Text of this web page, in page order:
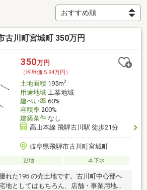
古川町宮城町 350万円
350万円
（坪単価:5.94万円）
土地面積195m2
用途地域工業地域
建ぺい率60%
容積率200%
建築条件なし
高山本線 飛騨古川駅 徒歩21分
岐阜県飛騨市古川町宮城町
更地 本下水
れた195 の売土地です。古川町中心部へ
地としてはもちろん、店舗・事業用地と